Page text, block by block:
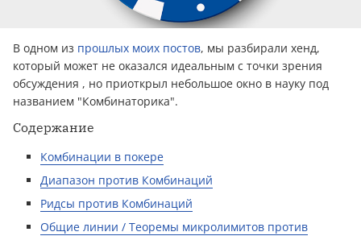
В одном из прошлых моих постов, мы разбирали хенд,
который может не оказался идеальным с точки зрения
обсуждения , но приоткрыл небольшое окно в науку под
названием "Комбинаторика".
Содержание
Комбинации в покере
Диапазон против Комбинаций
Ридсы против Комбинаций
Общие линии / Теоремы микролимитов против